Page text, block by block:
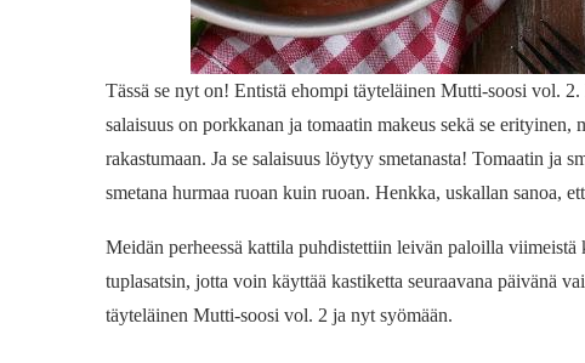
Tässä se nyt on! Entistä ehompi täyteläinen Mutti-soosi vol.
salaisuus on porkkanan ja tomaatin makeus sekä se
rakastumaan. Ja se salaisuus löytyy smetanasta! Tomaatin ja
smetana hurmaa ruoan kuin ruoan. Henkka, uskallan sanoa,
Meidän perheessä kattila puhdistettiin leivän paloilla
tuplasatsin, jotta voin käyttää kastiketta seuraavana päivänä
täyteläinen Mutti-soosi vol. 2 ja nyt syömään.